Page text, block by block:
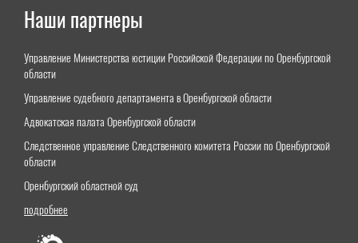
Наши партнеры
Управление Министерства юстиции Российской Федерации по Оренбургской
области
Управление судебного департамента в Оренбургской области
Адвокатская палата Оренбургской области
Следственное управление Следственного комитета России по Оренбургской
области
Оренбургский областной суд
подробнее